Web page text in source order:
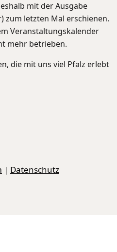
mit der Ausgabe
zum letzten Mal erschienen.
Veranstaltungskalender
mehr betrieben.
die mit uns viel Pfalz erlebt
| Datenschutz